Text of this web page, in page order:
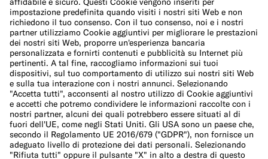
Informativa sui cookie